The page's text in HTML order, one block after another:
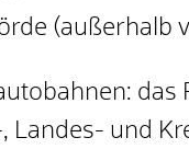
(außerhalb
Landes- und